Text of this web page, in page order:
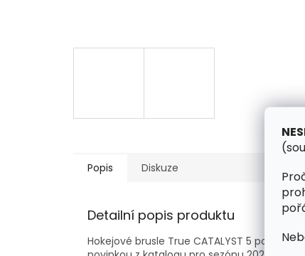
Popis Diskuze
Detailní popis produktu
Hokejové brusle True CATALYST 5